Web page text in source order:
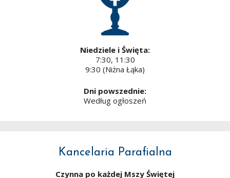
Niedziele i Święta:
7:30, 11:30
9:30 (Niżna Łąka)
Dni powszednie:
Według ogłoszeń
Kancelaria Parafialna
Czynna po każdej Mszy Świętej